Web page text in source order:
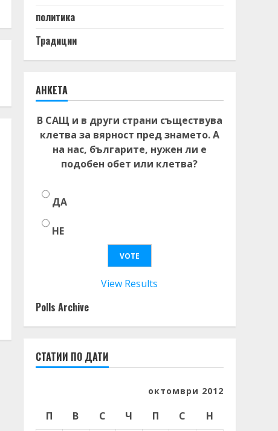
политика
Традиции
АНКЕТА
В САЩ и в други страни съществува
клетва за вярност пред знамето. А
на нас, българите, нужен ли е
подобен обет или клетва?
ДА
НЕ
View Results
Polls Archive
СТАТИИ ПО ДАТИ
октомври 2012
П В С Ч П С
Н